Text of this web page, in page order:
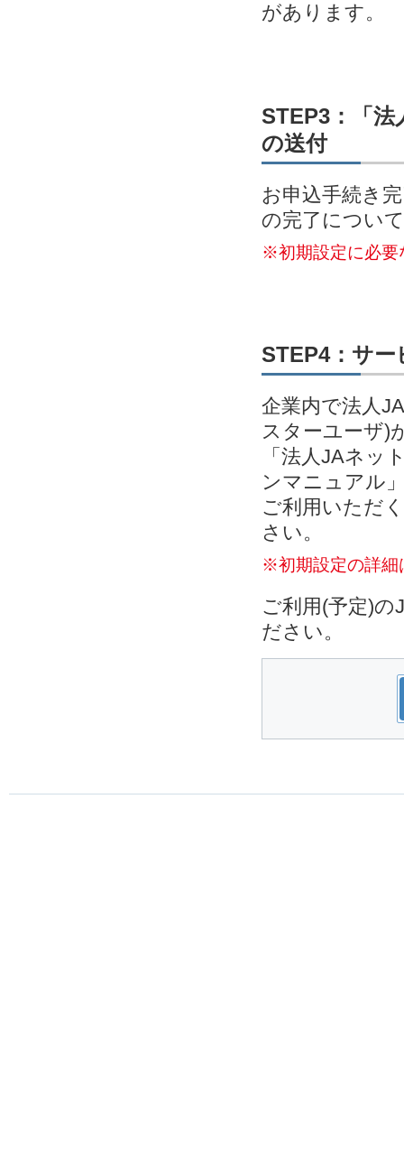
があります。
STEP3：「
の送付
お申込手続き
の完了につい
※初期設定に必要
STEP4：サー
企業内で法人
スターユーザ)
「法人JAネッ
ンマニュアル
ご利用いただ
さい。
※初期設定の詳細
ご利用(予定)
ださい。